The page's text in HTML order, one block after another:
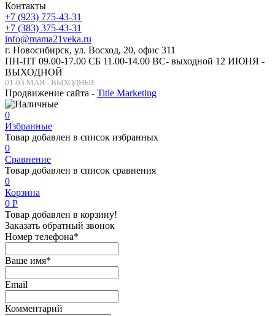
Контакты
+7 (923) 775-43-31
+7 (383) 375-43-31
info@mama21veka.ru
г. Новосибирск, ул. Восход, 20, офис 311
ПН-ПТ 09.00-17.00 СБ 11.00-14.00 ВС- выходной 12 ИЮНЯ -
ВЫХОДНОЙ
01-03 МАЯ - ВЫХОДНЫЕ
Продвижение сайта - Title Marketing
0
Избранные
Товар добавлен в список избранных
0
Сравнение
Товар добавлен в список сравнения
0
Корзина
0 Р
Товар добавлен в корзину!
Заказать обратный звонок
Номер телефона*
Ваше имя*
Email
Комментарий